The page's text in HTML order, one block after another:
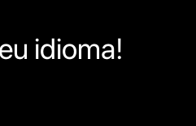
idioma!